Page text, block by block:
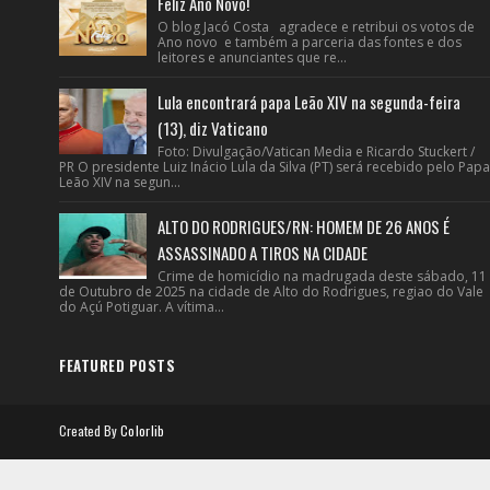
O blog Jacó Costa agradece e retribui os votos de
Ano novo e também a parceria das fontes e dos
leitores e anunciantes que re...
Lula encontrará papa Leão XIV na segunda-feira
(13), diz Vaticano
Foto: Divulgação/Vatican Media e Ricardo Stuckert /
PR O presidente Luiz Inácio Lula da Silva (PT) será recebido pelo Papa
Leão XIV na segun...
ALTO DO RODRIGUES/RN: HOMEM DE 26 ANOS É
ASSASSINADO A TIROS NA CIDADE
Crime de homicídio na madrugada deste sábado, 11
de Outubro de 2025 na cidade de Alto do Rodrigues, regiao do Vale
do Açú Potiguar. A vítima...
FEATURED POSTS
Created ByColorlib